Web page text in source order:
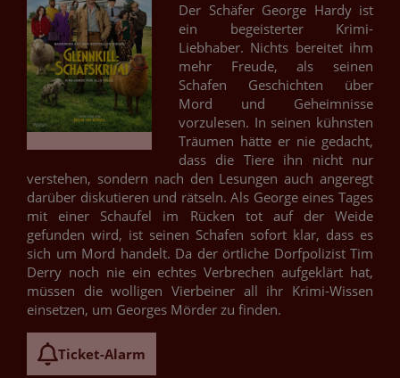
Der Schäfer George Hardy ist
ein begeisterter Krimi-
Liebhaber. Nichts bereitet ihm
mehr Freude, als seinen
Schafen Geschichten über
Mord und Geheimnisse
vorzulesen. In seinen kühnsten
Träumen hätte er nie gedacht,
dass die Tiere ihn nicht nur
verstehen, sondern nach den Lesungen auch angeregt
darüber diskutieren und rätseln. Als George eines Tages
mit einer Schaufel im Rücken tot auf der Weide
gefunden wird, ist seinen Schafen sofort klar, dass es
sich um Mord handelt. Da der örtliche Dorfpolizist Tim
Derry noch nie ein echtes Verbrechen aufgeklärt hat,
müssen die wolligen Vierbeiner all ihr Krimi-Wissen
einsetzen, um Georges Mörder zu finden.
Ticket-Alarm